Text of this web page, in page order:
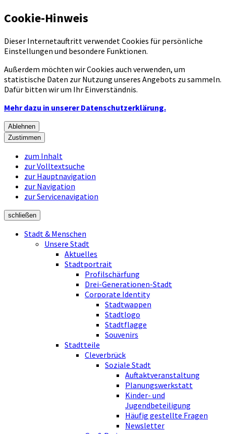
Cookie-Hinweis
Dieser Internetauftritt verwendet Cookies für persönliche
Einstellungen und besondere Funktionen.
Außerdem möchten wir Cookies auch verwenden, um
statistische Daten zur Nutzung unseres Angebots zu sammeln.
Dafür bitten wir um Ihr Einverständnis.
Mehr dazu in unserer Datenschutzerklärung.
Ablehnen
Zustimmen
zum Inhalt
zur Volltextsuche
zur Hauptnavigation
zur Navigation
zur Servicenavigation
schließen
Stadt & Menschen
Unsere Stadt
Aktuelles
Stadtportrait
Profilschärfung
Drei-Generationen-Stadt
Corporate Identity
Stadtwappen
Stadtlogo
Stadtflagge
Souvenirs
Stadtteile
Cleverbrück
Soziale Stadt
Auftaktveranstaltung
Planungswerkstatt
Kinder- und
Jugendbeteiligung
Häufig gestellte Fragen
Newsletter